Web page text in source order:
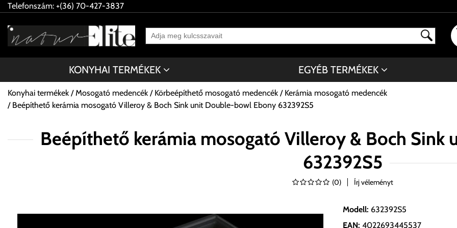
Telefonszám: +(36) 70-427-3837
KONYHAI TERMÉKEK EGYÉB TERMÉKEK
Konyhai termékek Mosogató medencék Körbeépíthető mosogató medencék
Kerámia mosogató medencék
Beépíthető kerámia mosogató Villeroy & Boch Sink unit Double-bowl Ebony 632392S5
Beépíthető kerámia mosogató Villeroy & Boch
632392S5
(0) Írj véleményt
Modell: 632392S5
EAN: 4022693445537